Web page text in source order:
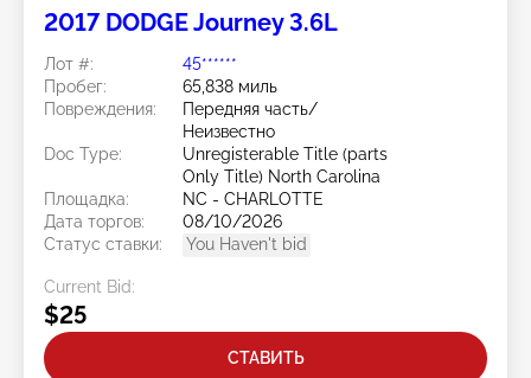
2017 DODGE Journey 3.6L
Лот #:
45******
Пробег:
65,838 миль
Повреждения:
Передняя часть/
Неизвестно
Doc Type:
Unregisterable Title (parts
Only Title) North Carolina
Площадка:
NC - CHARLOTTE
Дата торгов:
08/10/2026
Статус ставки:
You Haven't bid
Current Bid:
$25
СТАВИТЬ